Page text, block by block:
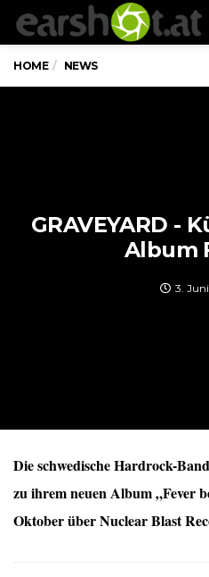
HOME NEWS
GRAVEYARD -
Album
3.
Die schwedische Hardrock-
zu ihrem neuen Album „Fever
Oktober über Nuclear Blast